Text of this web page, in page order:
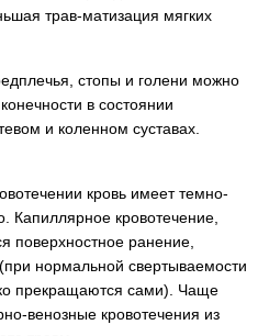
трав-матизация мягких
стопы и голени можно
в состоянии
и коленном суставах.
кровь имеет темно-
Капиллярное кровотечение,
поверхностное ранение,
нормальной свертываемости
прекращаются сами). Чаще
венозные кровотечения из